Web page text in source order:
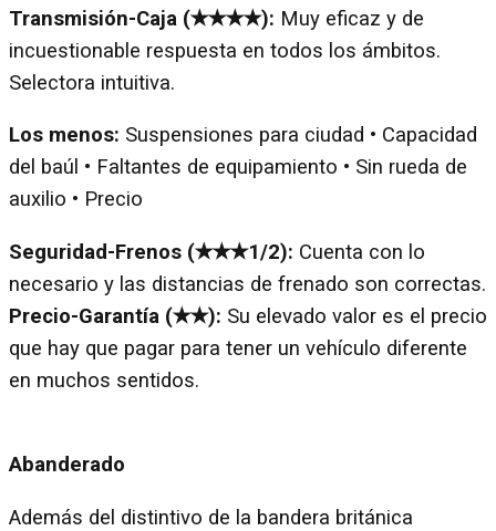
Transmisión-Caja (✭✭✭✭): Muy eficaz y de
incuestionable respuesta en todos los ámbitos.
Selectora intuitiva.
Los menos: Suspensiones para ciudad • Capacidad
del baúl • Faltantes de equipamiento • Sin rueda de
auxilio • Precio
Seguridad-Frenos (✭✭✭1/2): Cuenta con lo
necesario y las distancias de frenado son correctas.
Precio-Garantía (✭✭): Su elevado valor es el precio
que hay que pagar para tener un vehículo diferente
en muchos sentidos.
Abanderado
Además del distintivo de la bandera británica